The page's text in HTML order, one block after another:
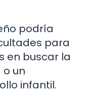
podría
para
en buscar la
un
infantil.